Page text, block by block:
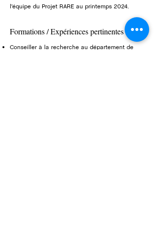
l’équipe du Projet RARE au printemps 2024.
Formations / Expériences pertinentes
Conseiller à la recherche au département de